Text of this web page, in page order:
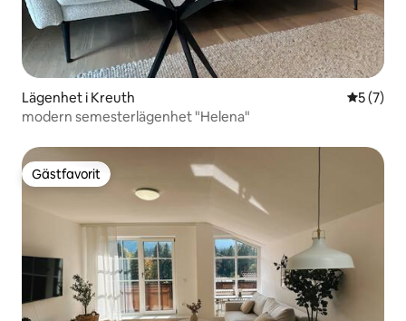
Lägenhet i Kreuth 5 av 5 i
5 (7)
modern semesterlägenhet "Helena"
Gästfavorit
Gästfavorit